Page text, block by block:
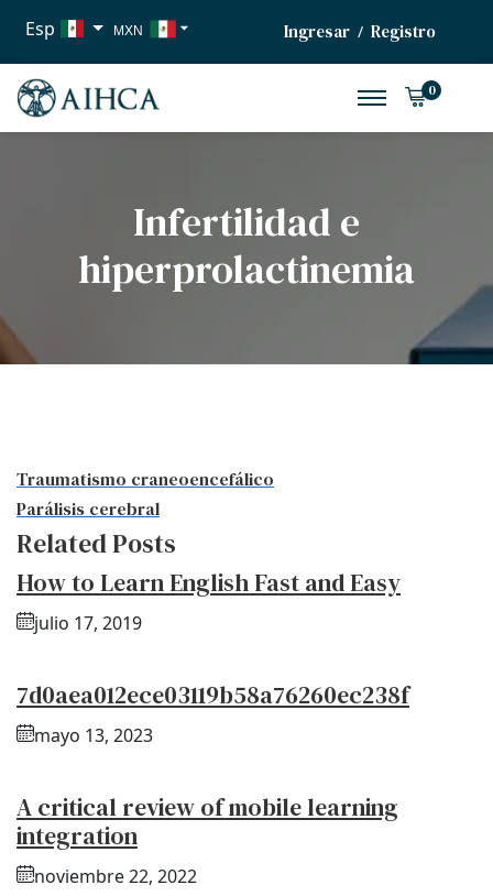
Esp MXN
EUR
Ingresar / Registro
0
Infertilidad e
hiperprolactinemia
Traumatismo craneoencefálico
Parálisis cerebral
Related Posts
How to Learn English Fast and Easy
julio 17, 2019
7d0aea012ece03119b58a76260ec238f
mayo 13, 2023
A critical review of mobile learning
integration
noviembre 22, 2022